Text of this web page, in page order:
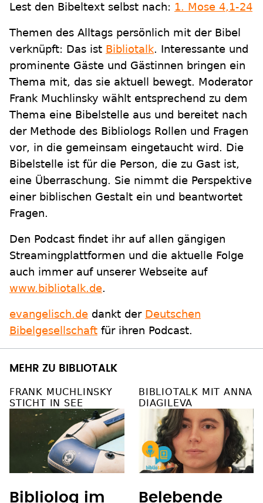
Lest den Bibeltext selbst nach: 1. Mose 4,1-24
Themen des Alltags persönlich mit der Bibel
verknüpft: Das ist Bibliotalk. Interessante und
prominente Gäste und Gästinnen bringen ein
Thema mit, das sie aktuell bewegt. Moderator
Frank Muchlinsky wählt entsprechend zu dem
Thema eine Bibelstelle aus und bereitet nach
der Methode des Bibliologs Rollen und Fragen
vor, in die gemeinsam eingetaucht wird. Die
Bibelstelle ist für die Person, die zu Gast ist,
eine Überraschung. Sie nimmt die Perspektive
einer biblischen Gestalt ein und beantwortet
Fragen.
Den Podcast findet ihr auf allen gängigen
Streamingplattformen und die aktuelle Folge
auch immer auf unserer Webseite auf
www.bibliotalk.de.
evangelisch.de dankt der Deutschen
Bibelgesellschaft für ihren Podcast.
MEHR ZU BIBLIOTALK
FRANK MUCHLINSKY
STICHT IN SEE
Bibliolog im
BIBLIOTALK MIT ANNA
DIAGILEVA
Belebende